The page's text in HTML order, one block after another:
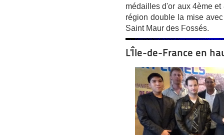
médailles d'or aux 4ème
région double la mise
Saint Maur des Fossés.
L'Île-de-France en